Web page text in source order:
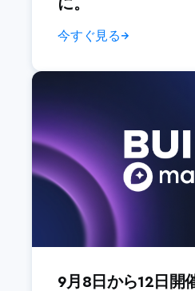
に。
今すぐ見る→
9月8日から12日開